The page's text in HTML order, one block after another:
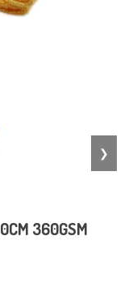
❯
360GSM